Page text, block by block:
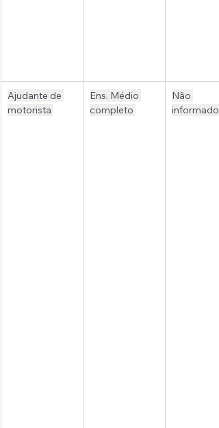
Ajudante de
motorista
Ens. Médio
completo
Não
informado